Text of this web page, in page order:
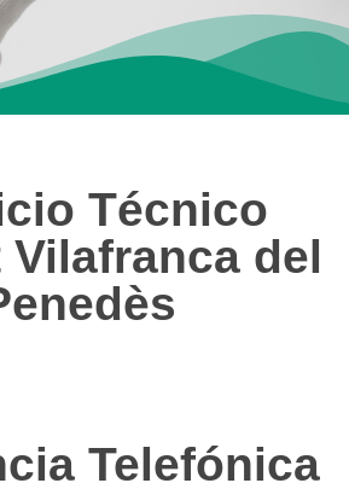
Técnico
Vilafranca del
Telefónica